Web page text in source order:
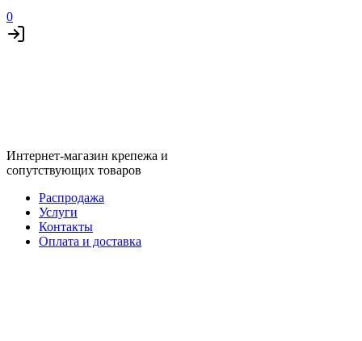
0
Интернет-магазин крепежа и
сопутствующих товаров
Распродажа
Услуги
Контакты
Оплата и доставка